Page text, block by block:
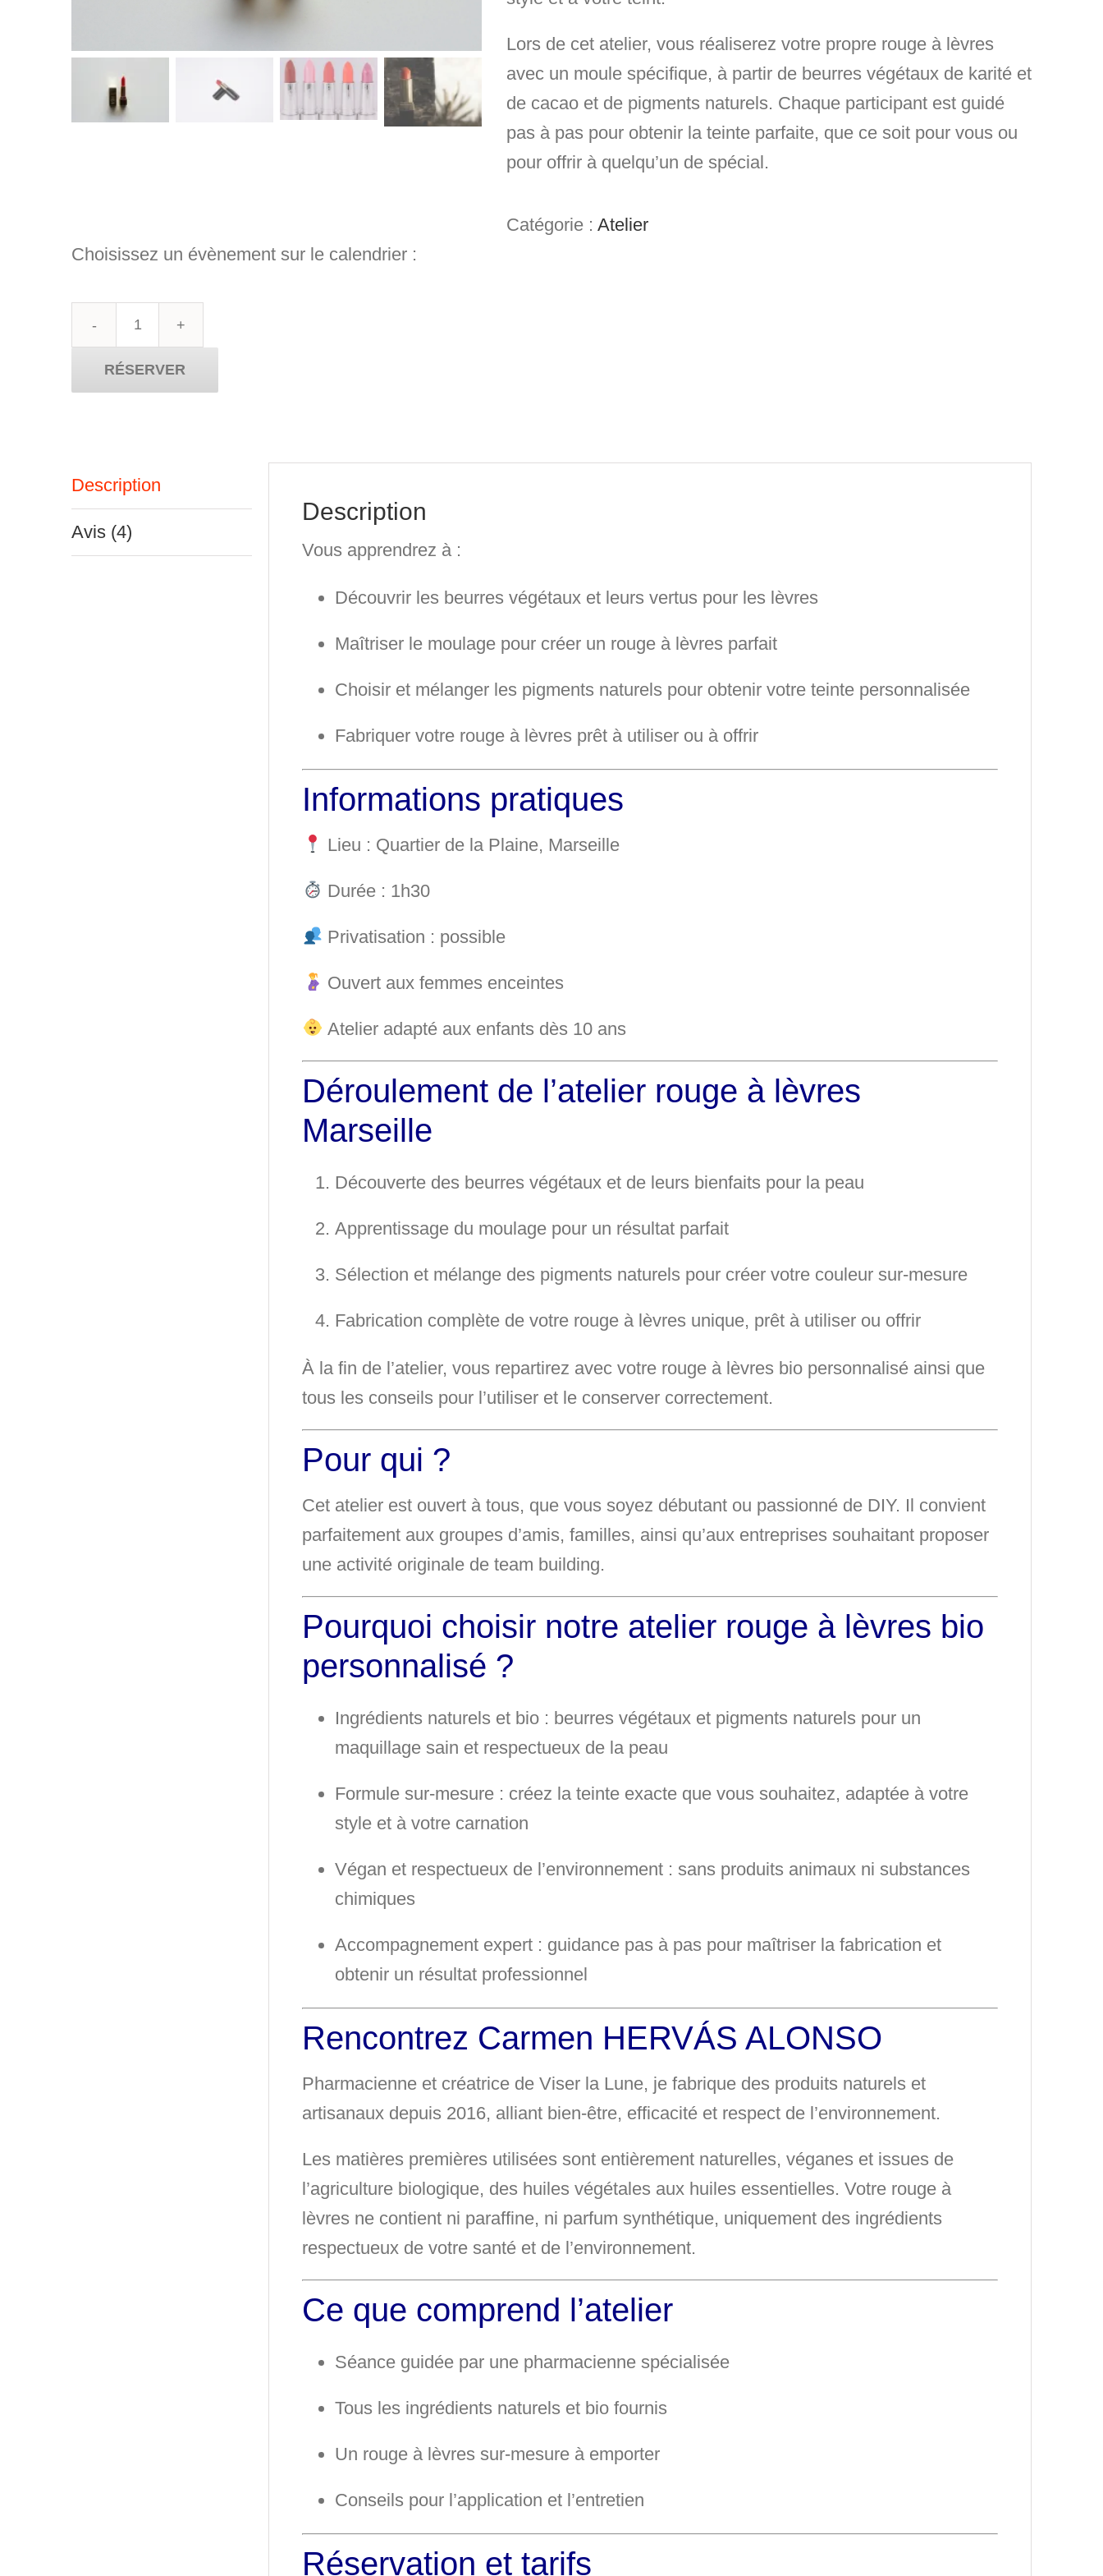
Lors de cet atelier, vous réaliserez votre propre rouge à lèvres
avec un moule spécifique, à partir de beurres végétaux de karité et
de cacao et de pigments naturels. Chaque participant est guidé
pas à pas pour obtenir la teinte parfaite, que ce soit pour vous ou
pour offrir à quelqu’un de spécial.
Catégorie : Atelier
Choisissez un évènement sur le calendrier :
de
Atelier
Lèvres
Bio
RÉSERVER
Description
Avis (4)
Description
Vous apprendrez à :
Découvrir les beurres végétaux et leurs vertus pour les lèvres
Maîtriser le moulage pour créer un rouge à lèvres parfait
Choisir et mélanger les pigments naturels pour obtenir votre teinte personnalisée
Fabriquer votre rouge à lèvres prêt à utiliser ou à offrir
Informations pratiques
Lieu : Quartier de la Plaine, Marseille
Durée : 1h30
Privatisation : possible
Ouvert aux femmes enceintes
Atelier adapté aux enfants dès 10 ans
Déroulement de l’atelier rouge à lèvres
Marseille
Découverte des beurres végétaux et de leurs bienfaits pour la peau
Apprentissage du moulage pour un résultat parfait
Sélection et mélange des pigments naturels pour créer votre couleur sur-mesure
Fabrication complète de votre rouge à lèvres unique, prêt à utiliser ou offrir
À la fin de l’atelier, vous repartirez avec votre rouge à lèvres bio personnalisé ainsi que
tous les conseils pour l’utiliser et le conserver correctement.
Pour qui ?
Cet atelier est ouvert à tous, que vous soyez débutant ou passionné de DIY. Il convient
parfaitement aux groupes d’amis, familles, ainsi qu’aux entreprises souhaitant proposer
une activité originale de team building.
Pourquoi choisir notre atelier rouge à lèvres bio
personnalisé ?
Ingrédients naturels et bio : beurres végétaux et pigments naturels pour un
maquillage sain et respectueux de la peau
Formule sur-mesure : créez la teinte exacte que vous souhaitez, adaptée à votre
style et à votre carnation
Végan et respectueux de l’environnement : sans produits animaux ni substances
chimiques
Accompagnement expert : guidance pas à pas pour maîtriser la fabrication et
obtenir un résultat professionnel
Rencontrez Carmen HERVÁS ALONSO
Pharmacienne et créatrice de Viser la Lune, je fabrique des produits naturels et
artisanaux depuis 2016, alliant bien-être, efficacité et respect de l’environnement.
Les matières premières utilisées sont entièrement naturelles, véganes et issues de
l’agriculture biologique, des huiles végétales aux huiles essentielles. Votre rouge à
lèvres ne contient ni paraffine, ni parfum synthétique, uniquement des ingrédients
respectueux de votre santé et de l’environnement.
Ce que comprend l’atelier
Séance guidée par une pharmacienne spécialisée
Tous les ingrédients naturels et bio fournis
Un rouge à lèvres sur-mesure à emporter
Conseils pour l’application et l’entretien
Réservation et tarifs